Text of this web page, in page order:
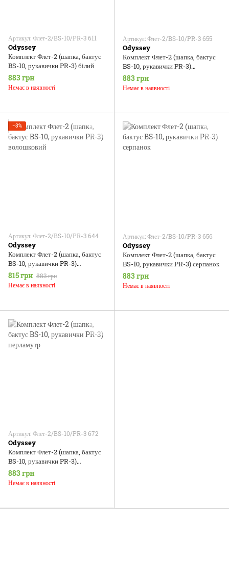
Артикул: Флет-2/BS-10/PR-3 611
Odyssey
Комплект Флет-2 (шапка, бактус
BS-10, рукавички PR-3) білий
883 грн
Немає в наявності
Артикул: Флет-2/BS-10/PR-3 655
Odyssey
Комплект Флет-2 (шапка, бактус
BS-10, рукавички PR-3)
молочний
883 грн
Немає в наявності
−8%
Артикул: Флет-2/BS-10/PR-3 644
Odyssey
Комплект Флет-2 (шапка, бактус
BS-10, рукавички PR-3)
волошковий
815 грн 883 грн
Немає в наявності
Артикул: Флет-2/BS-10/PR-3 656
Odyssey
Комплект Флет-2 (шапка, бактус
BS-10, рукавички PR-3) серпанок
883 грн
Немає в наявності
Артикул: Флет-2/BS-10/PR-3 672
Odyssey
Комплект Флет-2 (шапка, бактус
BS-10, рукавички PR-3)
перламутр
883 грн
Немає в наявності